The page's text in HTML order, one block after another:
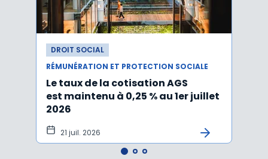
DROIT SOCIAL
RÉMUNÉRATION ET PROTECTION SOCIALE
Le taux de la cotisation AGS
est maintenu à 0,25 % au 1er juillet
2026
21 juil. 2026